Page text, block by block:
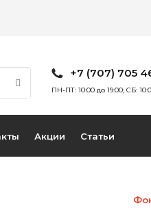
+7 (707) 705
ПН-ПТ: 10:00 до 19:00; СБ:
Акции Статьи